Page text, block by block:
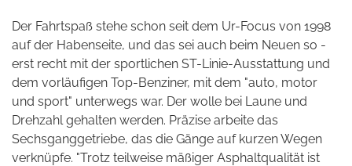
Der Fahrtspaß stehe schon seit dem Ur-Focus von 1998
auf der Habenseite, und das sei auch beim Neuen so -
erst recht mit der sportlichen ST-Linie-Ausstattung und
dem vorläufigen Top-Benziner, mit dem "auto, motor
und sport" unterwegs war. Der wolle bei Laune und
Drehzahl gehalten werden. Präzise arbeite das
Sechsganggetriebe, das die Gänge auf kurzen Wegen
verknüpfe. "Trotz teilweise mäßiger Asphaltqualität ist